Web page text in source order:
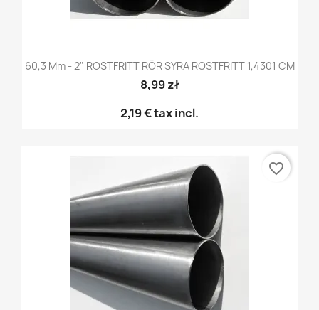
60,3 Mm - 2" ROSTFRITT RÖR SYRA ROSTFRITT 1,4301 CM
8,99 zł
2,19 €tax incl.
favorite_border